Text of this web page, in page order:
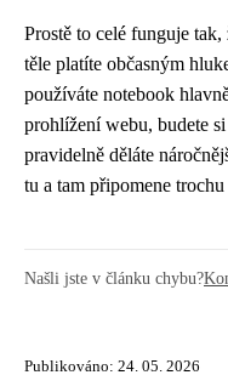
Prostě to celé funguje
těle platíte občasným
používáte notebook
prohlížení webu, budete
pravidelně děláte
tu a tam připomene
Našli jste v článku chybu?
Publikováno: 24. 05. 2026